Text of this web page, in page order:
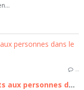
…
Comment faire des dons de vêtements aux personnes dans le besoin ?